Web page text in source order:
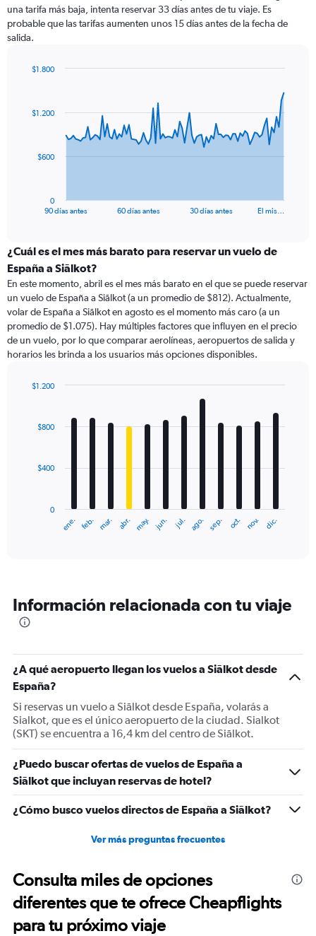
una tarifa más baja, intenta reservar 33 días antes de tu viaje. Es
probable que las tarifas aumenten unos 15 días antes de la fecha de
salida.
data
The
categories.
Range:
categories.
The
chart
has
1
Y
displaying
90 días antes 60 días antes 30 días antes El mis…
0
$600
$1.200
$1.800
¿Cuál es el mes más barato para reservar un vuelo de
España a Siālkot?
En este momento, abril es el mes más barato en el que se puede reservar
un vuelo de España a Siālkot (a un promedio de $812). Actualmente,
volar de España a Siālkot en agosto es el momento más caro (a un
promedio de $1.075). Hay múltiples factores que influyen en el precio
de un vuelo, por lo que comparar aerolíneas, aeropuertos de salida y
horarios les brinda a los usuarios más opciones disponibles.
with
The
categories.
The
Y
axis
values.
Range:
0
1200.
ene. feb. mar. abr. may. jun. jul. ago. sep. oct. nov. dic.
0
$400
$800
$1.200
Información relacionada con tu viaje
¿A qué aeropuerto llegan los vuelos a Siālkot desde
España?
Si reservas un vuelo a Siālkot desde España, volarás a
Sialkot, que es el único aeropuerto de la ciudad. Sialkot
(SKT) se encuentra a 16,4 km del centro de Siālkot.
¿Puedo buscar ofertas de vuelos de España a
Siālkot que incluyan reservas de hotel?
¿Cómo busco vuelos directos de España a Siālkot?
Ver más preguntas frecuentes
Consulta miles de opciones
diferentes que te ofrece Cheapflights
para tu próximo viaje